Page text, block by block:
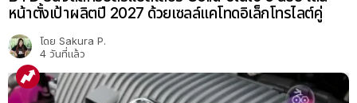
หน้าตั้งเป้าผลิตปี 2027 ด้วยเซลล์แคโทดอิเล็กโทรไลต์คู่
โดย Sakura P.
4 วันที่แล้ว